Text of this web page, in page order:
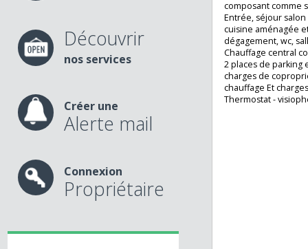
de vos biens
nos services
Alerte mail
Propriétaire
Dans une
4ème et dernier
4 pièces d’une
composant
Entrée, séjour
cuisine
dégagement,
Chauffage
2 places de